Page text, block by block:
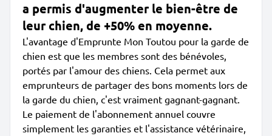
a permis d'augmenter le bien-être de
leur chien, de +50% en moyenne.
L'avantage d'Emprunte Mon Toutou pour la garde de
chien est que les membres sont des bénévoles,
portés par l'amour des chiens. Cela permet aux
emprunteurs de partager des bons moments lors de
la garde du chien, c'est vraiment gagnant-gagnant.
Le paiement de l'abonnement annuel couvre
simplement les garanties et l'assistance vétérinaire,